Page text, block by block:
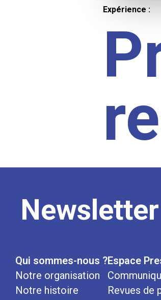
Expérience :
Newsletter
Qui sommes-nous ?
Notre organisation
Notre histoire
Espace
Revues de